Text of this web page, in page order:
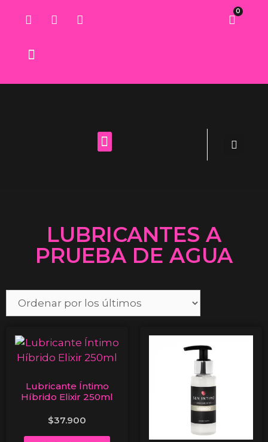
0
LUBRICANTES A
PRUEBA DE AGUA
Lubricante Íntimo
Híbrido Elixir 250ml
$37.900